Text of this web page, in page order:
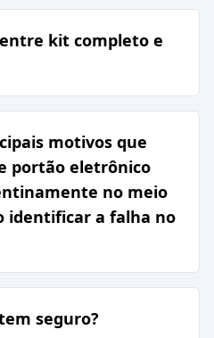
kit completo e
motivos que
portão eletrônico
no meio
identificar a falha no
seguro?